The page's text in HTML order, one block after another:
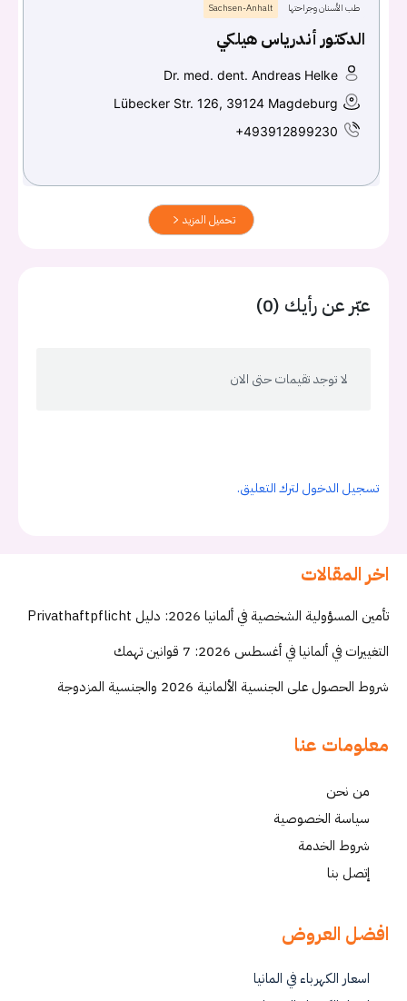
طب الأسنان وجراحتها Sachsen-Anhalt
الدكتور أندرياس هيلكي
Dr. med. dent. Andreas Helke
Lübecker Str. 126, 39124 Magdeburg
+493912899230
تحميل المزيد
عبّر عن رأيك (0)
لا توجد تقيمات حتى الان
تسجيل الدخول لترك التعليق.
اخر المقالات
تأمين المسؤولية الشخصية في ألمانيا 2026: دليل Privathaftpflicht
التغييرات في ألمانيا في أغسطس 2026: 7 قوانين تهمك
شروط الحصول على الجنسية الألمانية 2026 والجنسية المزدوجة
معلومات عنا
من نحن
سياسة الخصوصية
شروط الخدمة
إتصل بنا
افضل العروض
اسعار الكهرباء في المانيا